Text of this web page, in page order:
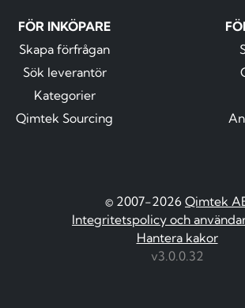
FÖR INKÖPARE
Skapa förfrågan
Sök leverantör
Kategorier
Qimtek Sourcing
© 2007-2026 Qimtek
Integritetspolicy och
Hantera kakor
v3.0.0.32